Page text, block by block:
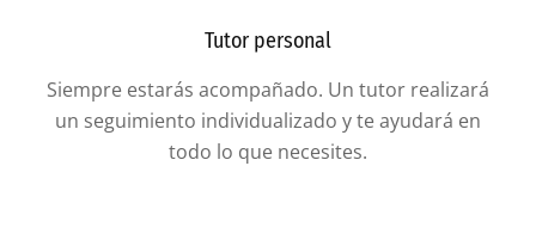
Tutor personal
Siempre estarás acompañado. Un tutor realizará
un seguimiento individualizado y te ayudará en
todo lo que necesites.